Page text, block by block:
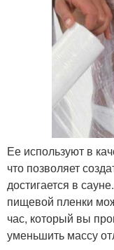
Ее используют в
что позволяет
достигается в
пищевой пленки
час, который вы
уменьшить массу